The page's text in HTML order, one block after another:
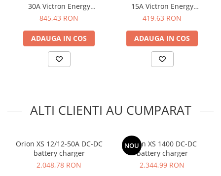
Dimensiune (mm) 340 x 127 x 63;
Greutate (kg) 3.05;
Va rugam sa consultati cartea tehnica pentru detalii
complete!
30A Victron Energy
SmartSolar MPPT 100/30
845,43 RON
ADAUGA IN COS
15A Victron Energy
SmartSolar MPPT 75/15
419,63 RON
ADAUGA IN COS
ALTI CLIENTI AU CUMPARAT
Orion XS 12/12-50A DC-DC
battery charger
2.048,78 RON
NOU
Orion XS 1400 DC-DC
battery charger
2.344,99 RON